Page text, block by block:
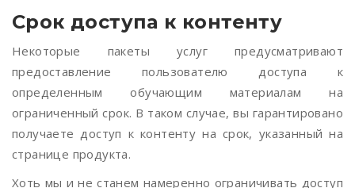
Срок доступа к контенту
Некоторые пакеты услуг предусматривают
предоставление пользователю доступа к
определенным обучающим материалам на
ограниченный срок. В таком случае, вы гарантировано
получаете доступ к контенту на срок, указанный на
странице продукта.
Хоть мы и не станем намеренно ограничивать доступ